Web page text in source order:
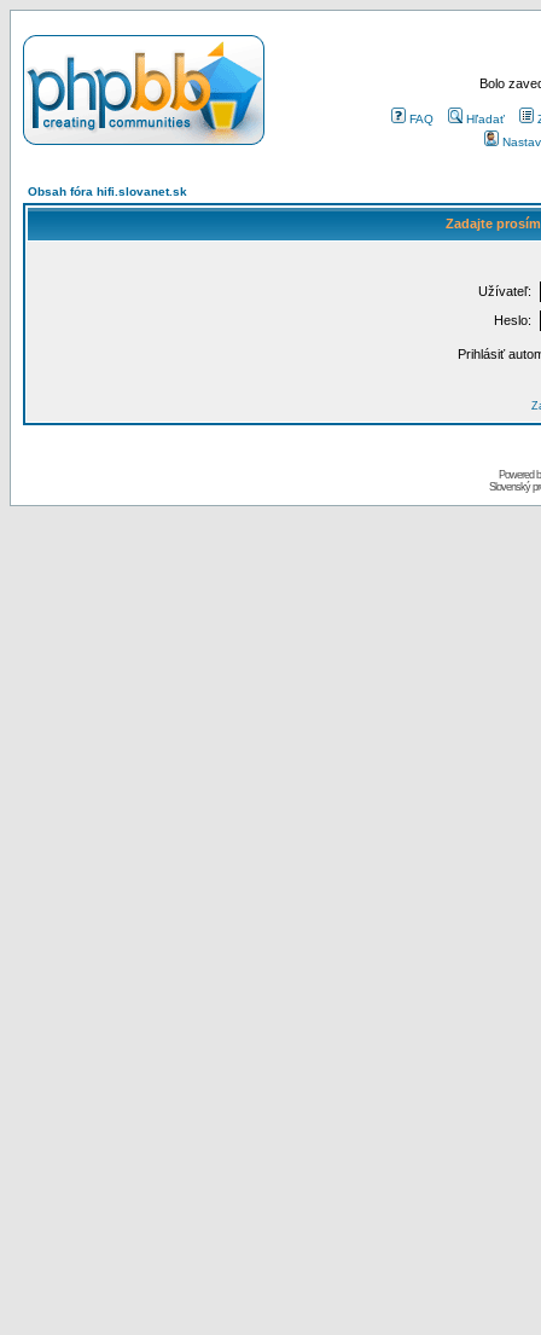
Bolo
FAQ Hľadať
Obsah fóra hifi.slovanet.sk
Zadajte
Užívateľ:
Heslo:
Prihlásiť
Powered
Slovenský